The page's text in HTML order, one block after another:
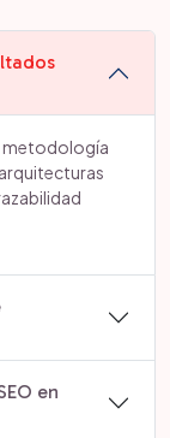
metodología
en